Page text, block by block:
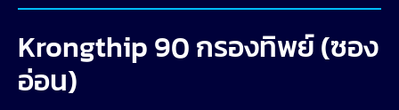
Krongthip 90 กรองทิพย์ (ซอง
อ่อน)